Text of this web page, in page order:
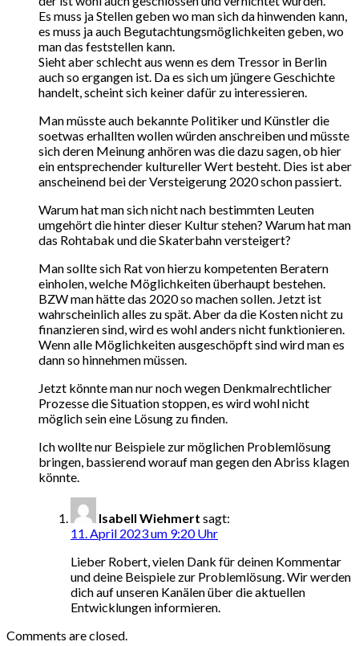
Es muss ja Stellen geben wo man sich da hinwenden kann,
es muss ja auch Begutachtungsmöglichkeiten geben, wo
man das feststellen kann.
Sieht aber schlecht aus wenn es dem Tressor in Berlin
auch so ergangen ist. Da es sich um jüngere Geschichte
handelt, scheint sich keiner dafür zu interessieren.
Man müsste auch bekannte Politiker und Künstler die
soetwas erhallten wollen würden anschreiben und müsste
sich deren Meinung anhören was die dazu sagen, ob hier
ein entsprechender kultureller Wert besteht. Dies ist aber
anscheinend bei der Versteigerung 2020 schon passiert.
Warum hat man sich nicht nach bestimmten Leuten
umgehört die hinter dieser Kultur stehen? Warum hat man
das Rohtabak und die Skaterbahn versteigert?
Man sollte sich Rat von hierzu kompetenten Beratern
einholen, welche Möglichkeiten überhaupt bestehen.
BZW man hätte das 2020 so machen sollen. Jetzt ist
wahrscheinlich alles zu spät. Aber da die Kosten nicht zu
finanzieren sind, wird es wohl anders nicht funktionieren.
Wenn alle Möglichkeiten ausgeschöpft sind wird man es
dann so hinnehmen müssen.
Jetzt könnte man nur noch wegen Denkmalrechtlicher
Prozesse die Situation stoppen, es wird wohl nicht
möglich sein eine Lösung zu finden.
Ich wollte nur Beispiele zur möglichen Problemlösung
bringen, bassierend worauf man gegen den Abriss klagen
könnte.
Isabell Wiehmert sagt:
11. April 2023 um 9:20 Uhr
Lieber Robert, vielen Dank für deinen Kommentar
und deine Beispiele zur Problemlösung. Wir werden
dich auf unseren Kanälen über die aktuellen
Entwicklungen informieren.
Comments are closed.